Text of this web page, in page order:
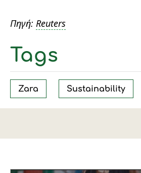
Πηγή: Reuters
Tags
Zara Sustainability